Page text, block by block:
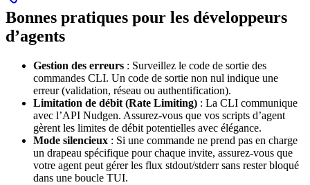
Bonnes pratiques pour les développeurs
d’agents
Gestion des erreurs : Surveillez le code de sortie des
commandes CLI. Un code de sortie non nul indique une
erreur (validation, réseau ou authentification).
Limitation de débit (Rate Limiting) : La CLI communique
avec l’API Nudgen. Assurez-vous que vos scripts d’agent
gèrent les limites de débit potentielles avec élégance.
Mode silencieux : Si une commande ne prend pas en charge
un drapeau spécifique pour chaque invite, assurez-vous que
votre agent peut gérer les flux stdout/stderr sans rester bloqué
dans une boucle TUI.